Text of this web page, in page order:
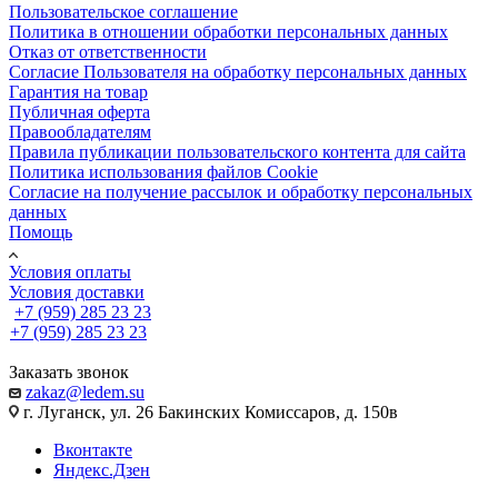
Пользовательское соглашение
Политика в отношении обработки персональных данных
Отказ от ответственности
Согласие Пользователя на обработку персональных данных
Гарантия на товар
Публичная оферта
Правообладателям
Правила публикации пользовательского контента для сайта
Политика использования файлов Cookie
Согласие на получение рассылок и обработку персональных
данных
Помощь
Условия оплаты
Условия доставки
+7 (959) 285 23 23
+7 (959) 285 23 23
Заказать звонок
zakaz@ledem.su
г. Луганск, ул. 26 Бакинских Комиссаров, д. 150в
Вконтакте
Яндекс.Дзен